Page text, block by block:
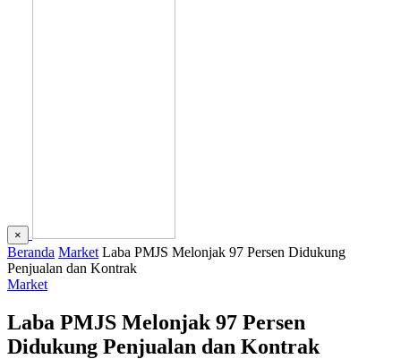
×
Beranda Market Laba PMJS Melonjak 97 Persen Didukung
Penjualan dan Kontrak
Market
Laba PMJS Melonjak 97 Persen
Didukung Penjualan dan Kontrak